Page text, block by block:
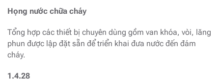
Họng nước chữa cháy
Tổng hợp các thiết bị chuyên dùng gồm van khóa, vòi, lăng
phun được lập đặt sẵn để triển khai đưa nước đến đám
cháy.
1.4.28